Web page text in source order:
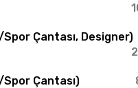
Çantası, Designer)
Çantası)